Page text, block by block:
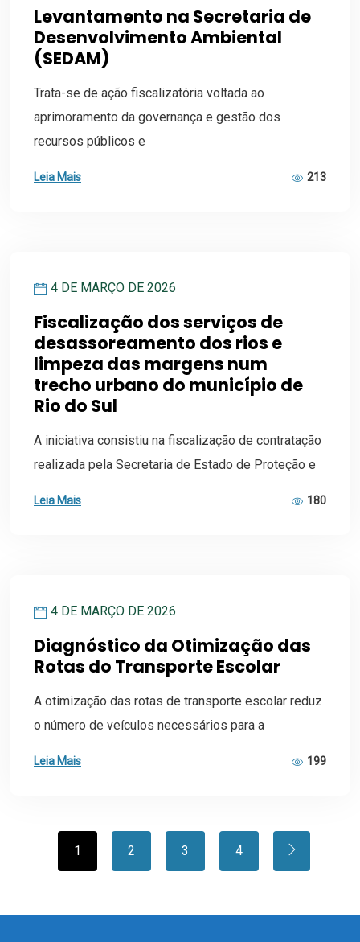
Levantamento na Secretaria de
Desenvolvimento Ambiental
(SEDAM)
Trata-se de ação fiscalizatória voltada ao
aprimoramento da governança e gestão dos
recursos públicos e
Leia Mais 213
4 DE MARÇO DE 2026
Fiscalização dos serviços de
desassoreamento dos rios e
limpeza das margens num
trecho urbano do município de
Rio do Sul
A iniciativa consistiu na fiscalização de contratação
realizada pela Secretaria de Estado de Proteção e
Leia Mais 180
4 DE MARÇO DE 2026
Diagnóstico da Otimização das
Rotas do Transporte Escolar
A otimização das rotas de transporte escolar reduz
o número de veículos necessários para a
Leia Mais 199
1 2 3 4